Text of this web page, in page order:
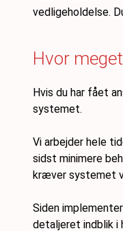
vedligeholdelse.
Hvor
Hvis du har fået
systemet.
Vi arbejder hele
sidst minimere
kræver systemet
Siden
detaljeret indblik i